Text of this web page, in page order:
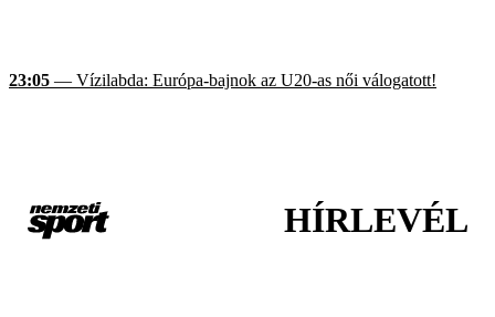
23:05 — Vízilabda: Európa-bajnok az U20-as női válogatott!
HÍRLEVÉL